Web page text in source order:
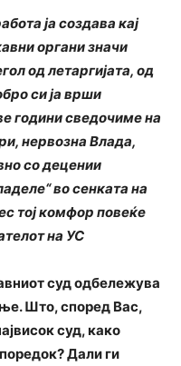
ја создава кај
органи значи
од летаргијата, од
си ја врши
години сведочиме на
нервозна Влада,
со децении
во сенката на
тој комфор повеќе
на УС
суд одбележува
Што, според Вас,
суд, како
Дали ги